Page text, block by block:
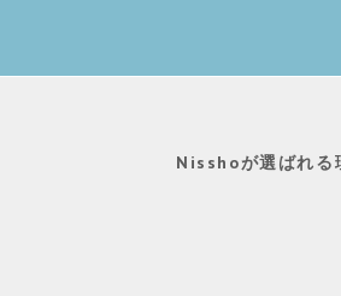
Nisshoが選ばれる